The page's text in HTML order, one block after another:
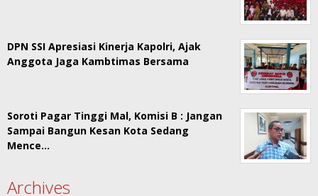
DPN SSI Apresiasi Kinerja Kapolri, Ajak
Anggota Jaga Kambtimas Bersama
Soroti Pagar Tinggi Mal, Komisi B : Jangan
Sampai Bangun Kesan Kota Sedang
Mence…
Archives